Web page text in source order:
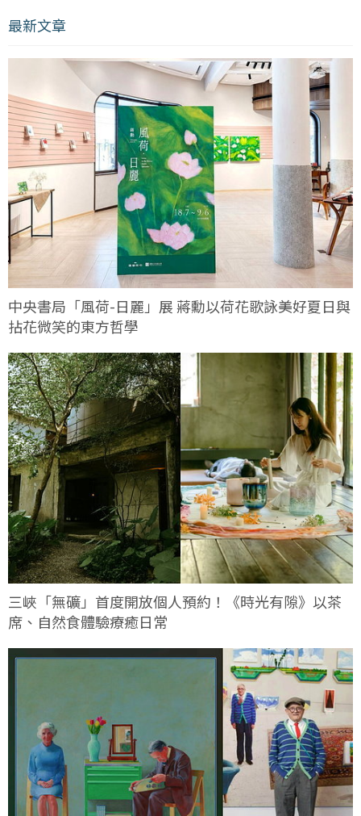
最新文章
中央書局「風荷-日麗」展 蔣勳以荷花歌詠美好夏日與
拈花微笑的東方哲學
三峽「無礦」首度開放個人預約！《時光有隙》以茶
席、自然食體驗療癒日常